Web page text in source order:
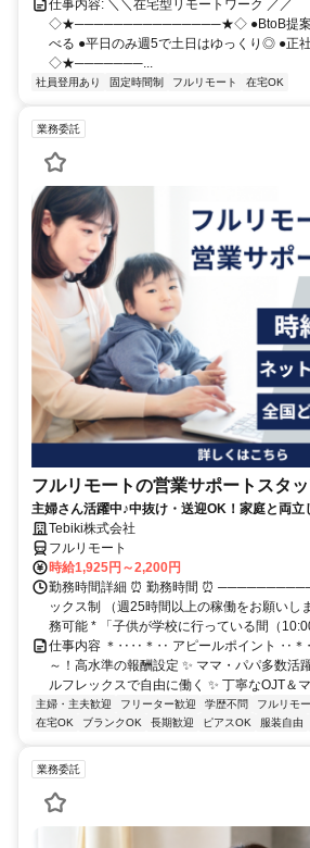
仕事内容: ＼＼在宅型リモートワーク ／／
◇★───────────────★◇ ●BtoB提案営
べる ●平日のみ週5で土日はゆっくり◎ ●正
◇★───────...
社員登用あり 固定時間制 フルリモート 在宅OK
業務委託
フルリモートの営業サポートスタ
主婦さん活躍中♪中抜け・送迎OK！家庭と両立
Tebiki株式会社
フルリモート
時給1,925円～2,200円
勤務時間詳細 ⏰ 勤務時間 ⏰
ックス制 （週25時間以上の稼働をお願いし
務可能 * 「子供が学校に行っている間（10:00
仕事内容 ＊‥‥＊‥ アピールポイント ‥＊
～！高水準の報酬設定 ✨ ママ・パパ多数活
ルフレックスで自由に働く ✨ 丁寧なOJT＆
主婦・主夫歓迎 フリーター歓迎 学歴不問 フルリモ
在宅OK
ブランクOK 長期歓迎 ピアスOK 服装自由
業務委託